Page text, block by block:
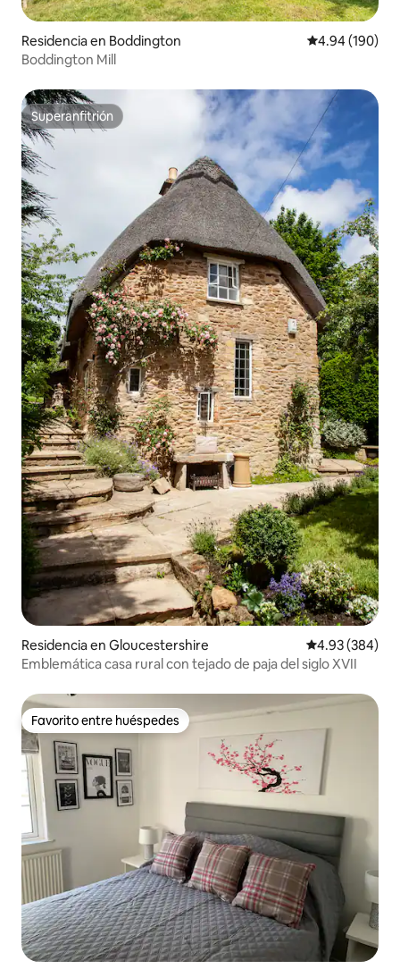
Residencia en Boddington Calificación
4.94 (190)
Boddington Mill
Superanfitrión
Superanfitrión
Residencia en Gloucestershire Calificación
4.93 (384)
Emblemática casa rural con tejado de paja del siglo XVII
Favorito entre huéspedes
Favorito entre huéspedes